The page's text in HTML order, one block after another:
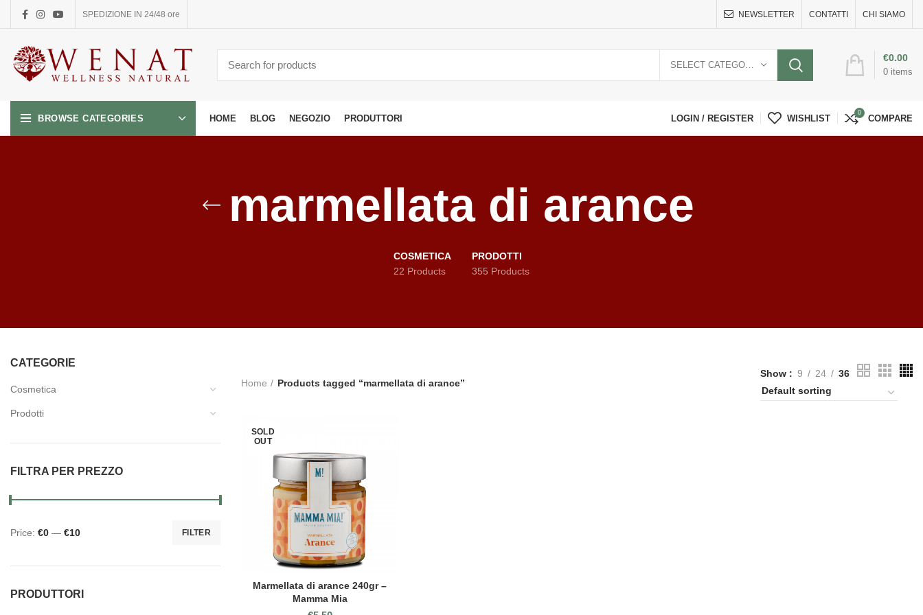
SPEDIZIONE IN 24/48 ore NEWSLETTER CONTATTI CHI SIAMO
0 items
€0.00
BROWSE CATEGORIES HOME BLOG NEGOZIO PRODUTTORI LOGIN / REGISTER WISHLIST
0
COMPARE
marmellata di arance
COSMETICA
22 Products
PRODOTTI
355 Products
CATEGORIE
Cosmetica
Prodotti
FILTRA PER PREZZO
Min price
Max price FILTER
Price: €0 — €10
PRODUTTORI
Home Products tagged “marmellata di arance”
Show 9 24 36
SOLD
OUT
Marmellata di arance 240gr –
Mamma Mia